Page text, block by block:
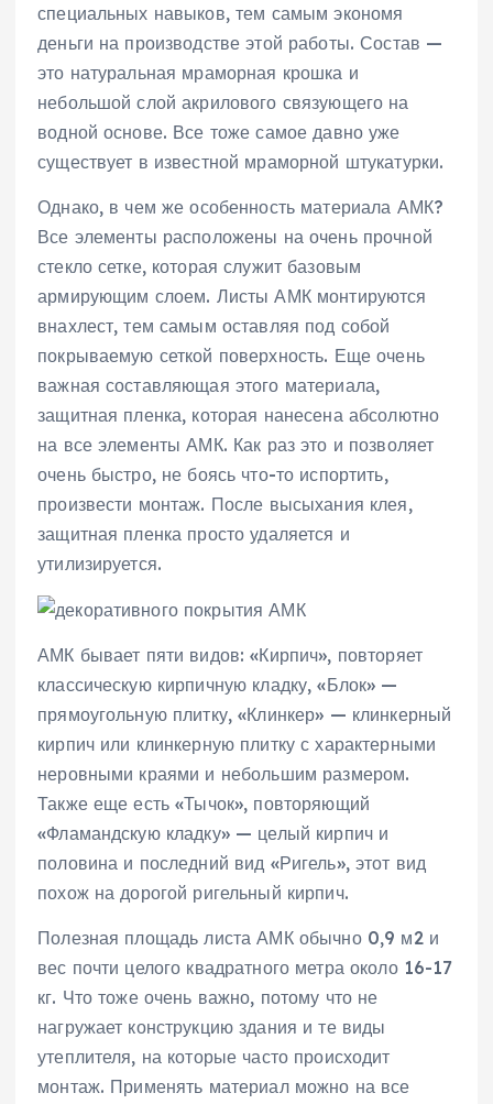
специальных навыков, тем самым экономя
деньги на производстве этой работы. Состав —
это натуральная мраморная крошка и
небольшой слой акрилового связующего на
водной основе. Все тоже самое давно уже
существует в известной мраморной штукатурки.
Однако, в чем же особенность материала АМК?
Все элементы расположены на очень прочной
стекло сетке, которая служит базовым
армирующим слоем. Листы АМК монтируются
внахлест, тем самым оставляя под собой
покрываемую сеткой поверхность. Еще очень
важная составляющая этого материала,
защитная пленка, которая нанесена абсолютно
на все элементы АМК. Как раз это и позволяет
очень быстро, не боясь что-то испортить,
произвести монтаж. После высыхания клея,
защитная пленка просто удаляется и
утилизируется.
АМК бывает пяти видов: «Кирпич», повторяет
классическую кирпичную кладку, «Блок» —
прямоугольную плитку, «Клинкер» — клинкерный
кирпич или клинкерную плитку с характерными
неровными краями и небольшим размером.
Также еще есть «Тычок», повторяющий
«Фламандскую кладку» — целый кирпич и
половина и последний вид «Ригель», этот вид
похож на дорогой ригельный кирпич.
Полезная площадь листа АМК обычно 0,9 м2 и
вес почти целого квадратного метра около 16-17
кг. Что тоже очень важно, потому что не
нагружает конструкцию здания и те виды
утеплителя, на которые часто происходит
монтаж. Применять материал можно на все